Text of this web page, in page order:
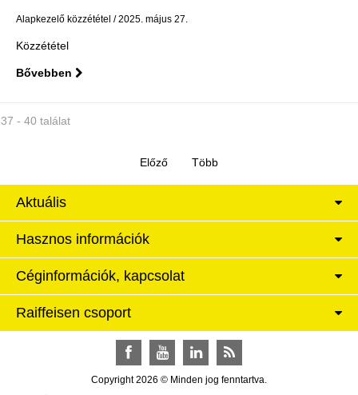
Alapkezelő közzététel 2025. május 27.
Közzététel
Bővebben
37 - 40 találat
Aktuális
Hasznos információk
Céginformációk, kapcsolat
Raiffeisen csoport
Copyright 2026 © Minden jog fenntartva.
FacebookYouTubeLinkedInRSS